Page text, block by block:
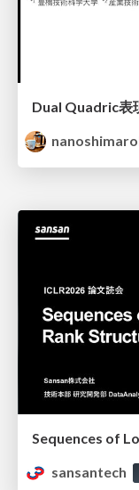
sansantech